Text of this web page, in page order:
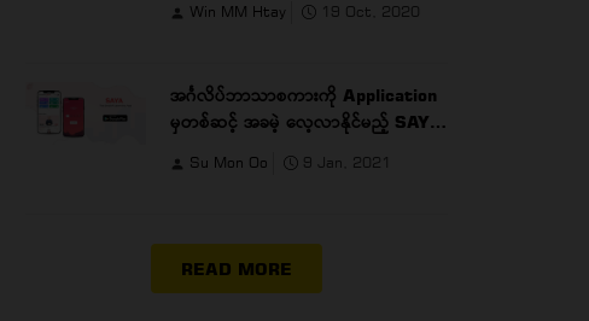
Win MM Htay 19 Oct, 2020
အင်္ဂလိပ်ဘာသာစကားကို Application
မှတစ်ဆင့် အခမဲ့ လေ့လာနိုင်မည့် SAYA:
Su Mon Oo 9 Jan, 2021
READ MORE